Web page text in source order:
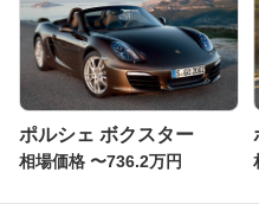
ポルシェ ボクスター
相場価格 〜736.2万円